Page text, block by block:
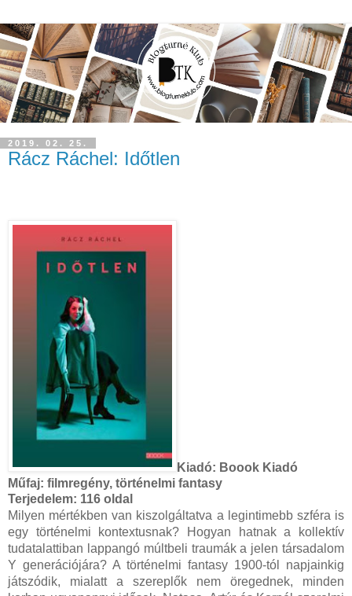
2019. 02. 25.
Rácz Ráchel: Időtlen
Kiadó: Boook Kiadó
Műfaj: filmregény, történelmi fantasy
Terjedelem: 116 oldal
Milyen mértékben van kiszolgáltatva a legintimebb szféra is
egy történelmi kontextusnak? Hogyan hatnak a kollektív
tudatalattiban lappangó múltbeli traumák a jelen társadalom
Y generációjára? A történelmi fantasy 1900-tól napjainkig
játszódik, mialatt a szereplők nem öregednek, minden